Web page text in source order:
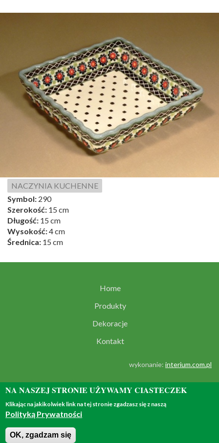
NACZYNIA KUCHENNE
Symbol: 290
Szerokość: 15 cm
Długość: 15 cm
Wysokość:4 cm
Średnica: 15 cm
Home
Produkty
Dekoracje
Kontakt
wykonanie: interium.com.pl
© 2018 - all rights reserved
NA NASZEJ STRONIE UŻYWAMY CIASTECZEK
Klikając na jakikolwiek link na tej stronie zgadzasz się z naszą
Polityką Prywatności
OK, zgadzam się